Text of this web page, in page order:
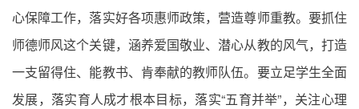
心保障工作，落实好各项惠师政策，营造尊师重教。要抓住
师德师风这个关键，涵养爱国敬业、潜心从教的风气，打造
一支留得住、能教书、肯奉献的教师队伍。要立足学生全面
发展，落实育人成才根本目标，落实“五育并举”，关注心理